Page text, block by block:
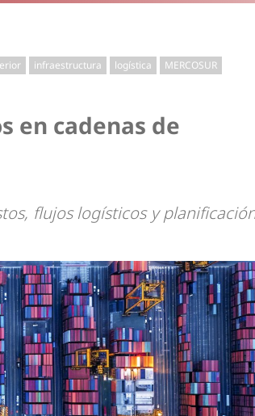
infraestructura logística
MERCOSUR
en cadenas de
flujos logísticos y